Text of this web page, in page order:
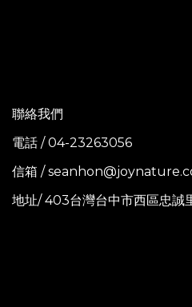
聯絡我們
電話 / 04-23263056
信箱 /
地址/ 403台灣台中市西區忠誠